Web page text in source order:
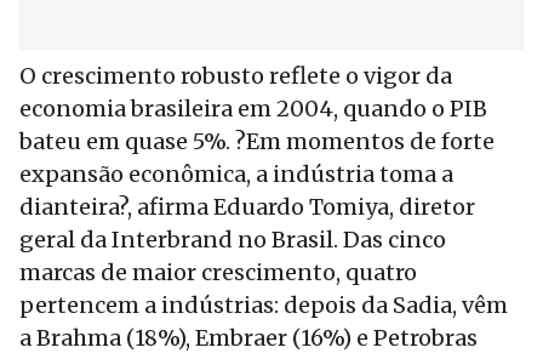
O crescimento robusto reflete o vigor da
economia brasileira em 2004, quando o PIB
bateu em quase 5%. ?Em momentos de forte
expansão econômica, a indústria toma a
dianteira?, afirma Eduardo Tomiya, diretor
geral da Interbrand no Brasil. Das cinco
marcas de maior crescimento, quatro
pertencem a indústrias: depois da Sadia, vêm
a Brahma (18%), Embraer (16%) e Petrobras